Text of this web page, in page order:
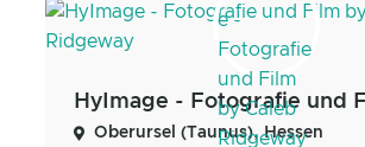
Oberursel (Taunus), Hessen